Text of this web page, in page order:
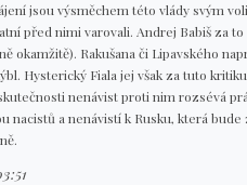
jsou výsměchem této vlády svým
před nimi varovali. Andrej Babiš za
okamžitě). Rakušana či Lipavského
Hysterický Fiala jej však za tuto
nenávist proti nim rozsévá
nacistů a nenávistí k Rusku, která